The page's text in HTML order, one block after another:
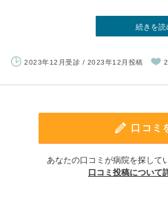
続きを読
2023年12月受診 / 2023年12月投稿
口コミ
あなたの口コミが病院を探して
口コミ投稿について